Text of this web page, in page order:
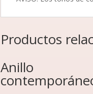
Productos
Anillo